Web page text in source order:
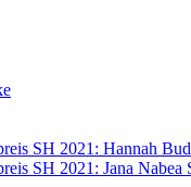
SH 2021: Hannah
SH 2021: Jana Nabea